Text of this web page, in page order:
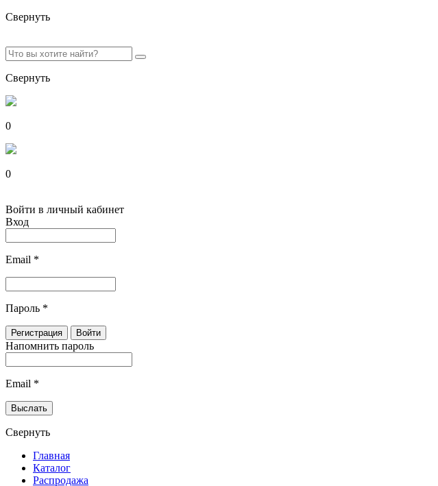
Свернуть
Свернуть
0
0
Войти в личный кабинет
Вход
Email *
Пароль *
Напомнить пароль
Email *
Свернуть
Главная
Каталог
Распродажа